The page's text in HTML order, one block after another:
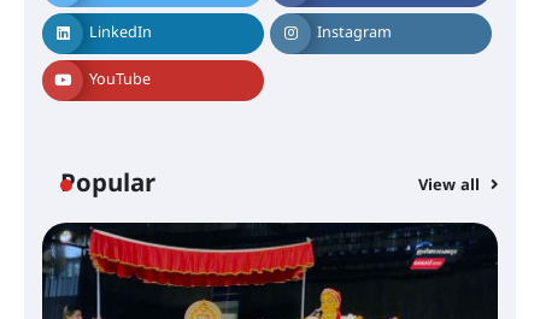
LinkedIn Instagram
YouTube
Popular View all
ആഗസ്റ്റ് 12 വരെ മഴ തുടരും,
തൃശൂർ ജില്ലയിൽ മഞ്ഞ അലർട്ട്
എം.ജി. യൂണിവേഴ്‌സിറ്റിയിൽ നിന്ന്
ഇംഗ്ളീഷ് സാഹിത്യത്തിൽ
ഡോക്ടറേറ്റ് നേടിയ എൻ. ആര്യ